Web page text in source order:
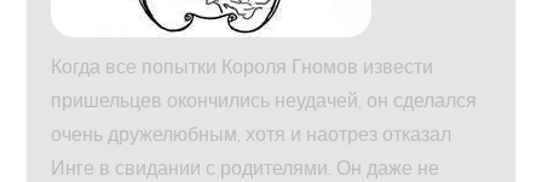
Когда все попытки Короля Гномов извести
пришельцев окончились неудачей, он сделался
очень дружелюбным, хотя и наотрез отказал
Инге в свидании с родителями. Он даже не